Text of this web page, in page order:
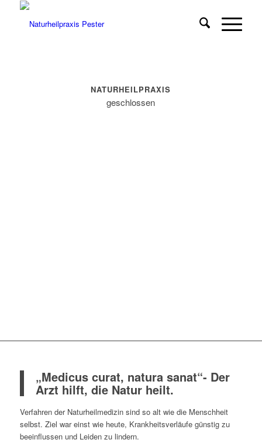
NATURHEIL­PRAXIS
geschlossen
„Medicus curat, natura sanat“- Der
Arzt hilft, die Natur heilt.
Verfahren der Naturheilmedizin sind so alt wie die Menschheit
selbst. Ziel war einst wie heute, Krankheitsverläufe günstig zu
beeinflussen und Leiden zu lindern.